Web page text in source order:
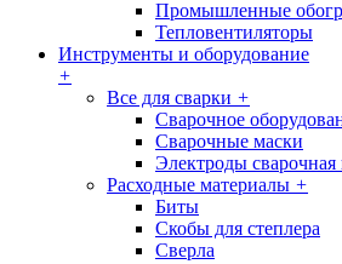
Промышленные
Тепловентиляторы
Инструменты и оборудование
+
Все для сварки +
Сварочное
Сварочные маски
Электроды сварочная
Расходные материалы +
Биты
Скобы для степлера
Сверла